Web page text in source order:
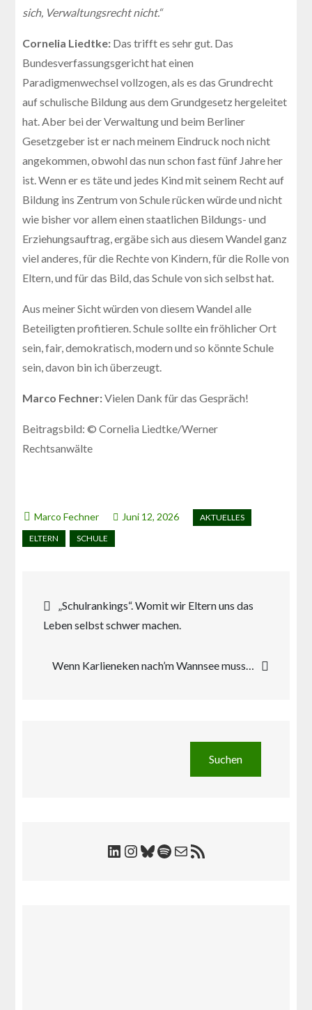
sich, Verwaltungsrecht nicht.“
Cornelia Liedtke: Das trifft es sehr gut. Das
Bundesverfassungsgericht hat einen
Paradigmenwechsel vollzogen, als es das Grundrecht
auf schulische Bildung aus dem Grundgesetz hergeleitet
hat. Aber bei der Verwaltung und beim Berliner
Gesetzgeber ist er nach meinem Eindruck noch nicht
angekommen, obwohl das nun schon fast fünf Jahre her
ist. Wenn er es täte und jedes Kind mit seinem Recht auf
Bildung ins Zentrum von Schule rücken würde und nicht
wie bisher vor allem einen staatlichen Bildungs- und
Erziehungsauftrag, ergäbe sich aus diesem Wandel ganz
viel anderes, für die Rechte von Kindern, für die Rolle von
Eltern, und für das Bild, das Schule von sich selbst hat.
Aus meiner Sicht würden von diesem Wandel alle
Beteiligten profitieren. Schule sollte ein fröhlicher Ort
sein, fair, demokratisch, modern und so könnte Schule
sein, davon bin ich überzeugt.
Marco Fechner:Vielen Dank für das Gespräch!
Beitragsbild: © Cornelia Liedtke/Werner
Rechtsanwälte
Juni 12, 2026
Beitragsnavigation
„Schulrankings“. Womit wir Eltern uns das
Leben selbst schwer machen.
Wenn Karlieneken nach’m Wannsee muss…
Suchen
LinkedIn
Instagram
Bluesky
Spotify
E-Mail
RSS-Feed